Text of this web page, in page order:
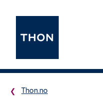
Thon.no